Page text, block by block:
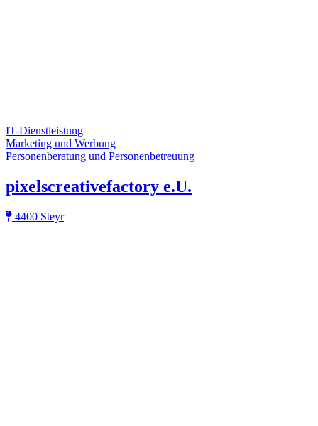
IT-Dienstleistung
Marketing und Werbung
Personenberatung und Personenbetreuung
pixelscreativefactory e.U.
4400 Steyr